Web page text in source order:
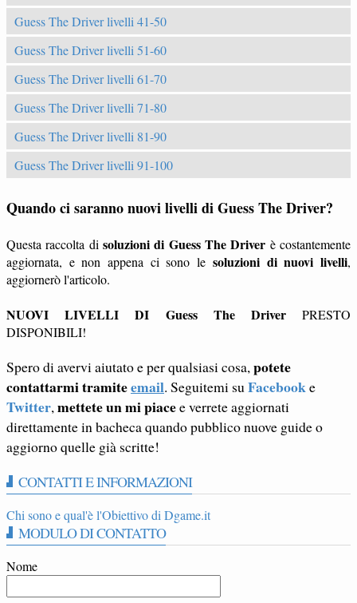
Guess The Driver livelli 41-50
Guess The Driver livelli 51-60
Guess The Driver livelli 61-70
Guess The Driver livelli 71-80
Guess The Driver livelli 81-90
Guess The Driver livelli 91-100
Quando ci saranno nuovi livelli di Guess The Driver?
Questa raccolta di soluzioni di Guess The Driver è costantemente
aggiornata, e non appena ci sono le soluzioni di nuovi livelli,
aggiornerò l'articolo.
NUOVI LIVELLI DI Guess The DriverPRESTO
DISPONIBILI!
Spero di avervi aiutato e per qualsiasi cosa,potete
contattarmi tramiteemail. Seguitemi suFacebooke
Twitter,mettete un mi piacee verrete aggiornati
direttamente in bacheca quando pubblico nuove guide o
aggiorno quelle già scritte!
CONTATTI E INFORMAZIONI
Chi sono e qual'è l'Obiettivo di Dgame.it
MODULO DI CONTATTO
Nome